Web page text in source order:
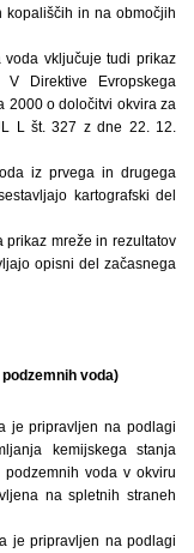
kopališčih in na območjih
voda vključuje tudi prikaz
Direktive Evropskega
2000 o določitvi okvira za
L št. 327 z dne 22. 12.
iz prvega in drugega
kartografski del
prikaz mreže in rezultatov
opisni del začasnega
voda)
je pripravljen na podlagi
kemijskega stanja
voda v okviru
na spletnih straneh
je pripravljen na podlagi